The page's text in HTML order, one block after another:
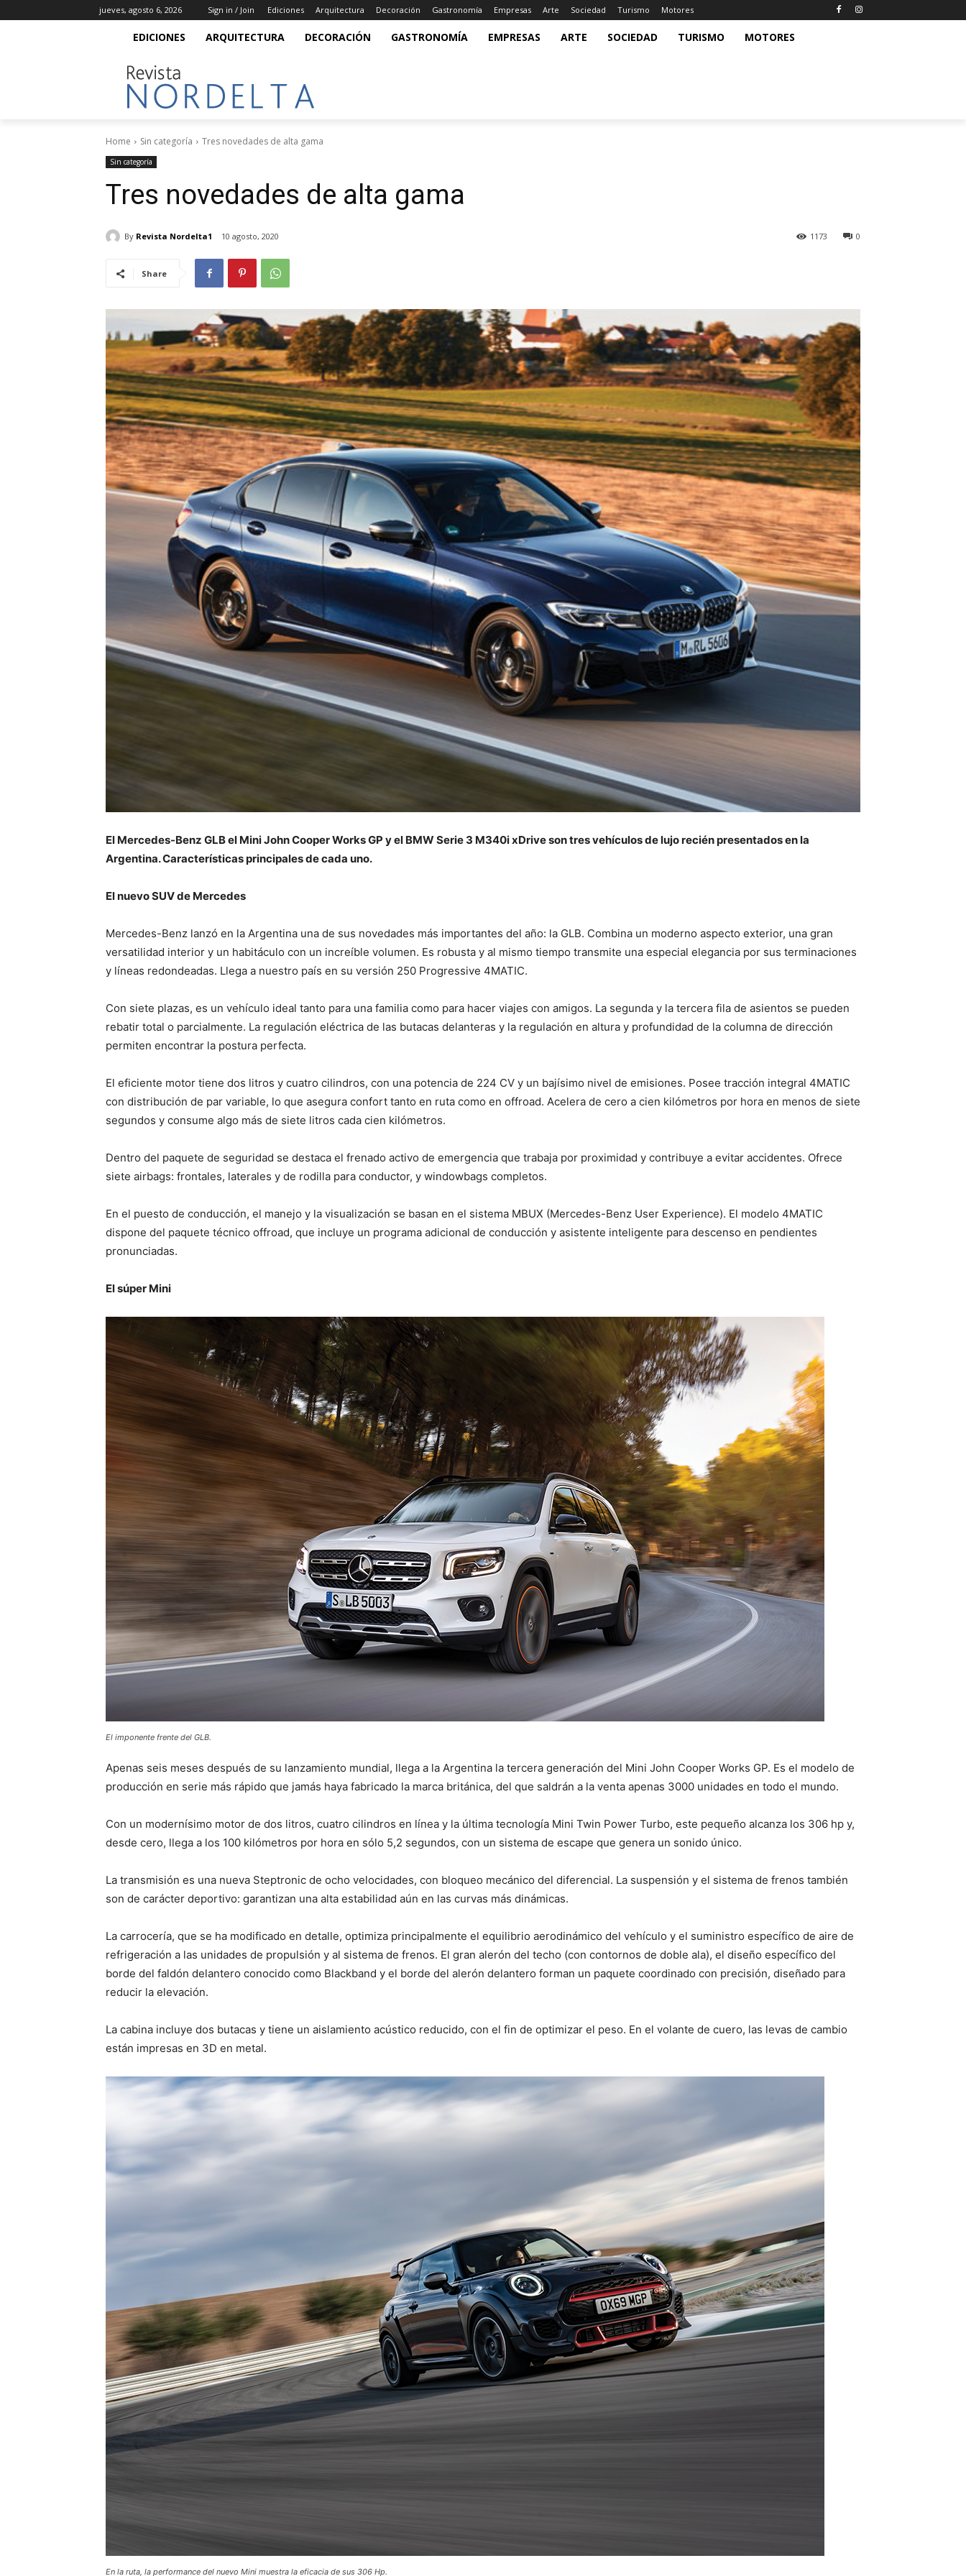
jueves, agosto 6, 2026 Sign in / Join Ediciones Arquitectura Decoración Gastronomía Empresas Arte Sociedad Turismo Motores
EDICIONES ARQUITECTURA DECORACIÓN GASTRONOMÍA EMPRESAS ARTE SOCIEDAD TURISMO MOTORES
Home Sin categoría Tres novedades de alta gama
Sin categoría
Tres novedades de alta gama
By Revista Nordelta1 10 agosto, 2020 0
1173
Share
El Mercedes-Benz GLB el Mini John Cooper Works GP y el BMW Serie 3 M340i xDrive son tres vehículos de lujo recién presentados en la
Argentina. Características principales de cada uno.
El nuevo SUV de Mercedes
Mercedes-Benz lanzó en la Argentina una de sus novedades más importantes del año: la GLB. Combina un moderno aspecto exterior, una gran
versatilidad interior y un habitáculo con un increíble volumen. Es robusta y al mismo tiempo transmite una especial elegancia por sus terminaciones
y líneas redondeadas. Llega a nuestro país en su versión 250 Progressive 4MATIC.
Con siete plazas, es un vehículo ideal tanto para una familia como para hacer viajes con amigos. La segunda y la tercera fila de asientos se pueden
rebatir total o parcialmente. La regulación eléctrica de las butacas delanteras y la regulación en altura y profundidad de la columna de dirección
permiten encontrar la postura perfecta.
El eficiente motor tiene dos litros y cuatro cilindros, con una potencia de 224 CV y un bajísimo nivel de emisiones. Posee tracción integral 4MATIC
con distribución de par variable, lo que asegura confort tanto en ruta como en offroad. Acelera de cero a cien kilómetros por hora en menos de siete
segundos y consume algo más de siete litros cada cien kilómetros.
Dentro del paquete de seguridad se destaca el frenado activo de emergencia que trabaja por proximidad y contribuye a evitar accidentes. Ofrece
siete airbags: frontales, laterales y de rodilla para conductor, y windowbags completos.
En el puesto de conducción, el manejo y la visualización se basan en el sistema MBUX (Mercedes-Benz User Experience). El modelo 4MATIC
dispone del paquete técnico offroad, que incluye un programa adicional de conducción y asistente inteligente para descenso en pendientes
pronunciadas.
El súper Mini
El imponente frente del GLB.
Apenas seis meses después de su lanzamiento mundial, llega a la Argentina la tercera generación del Mini John Cooper Works GP. Es el modelo de
producción en serie más rápido que jamás haya fabricado la marca británica, del que saldrán a la venta apenas 3000 unidades en todo el mundo.
Con un modernísimo motor de dos litros, cuatro cilindros en línea y la última tecnología Mini Twin Power Turbo, este pequeño alcanza los 306 hp y,
desde cero, llega a los 100 kilómetros por hora en sólo 5,2 segundos, con un sistema de escape que genera un sonido único.
La transmisión es una nueva Steptronic de ocho velocidades, con bloqueo mecánico del diferencial. La suspensión y el sistema de frenos también
son de carácter deportivo: garantizan una alta estabilidad aún en las curvas más dinámicas.
La carrocería, que se ha modificado en detalle, optimiza principalmente el equilibrio aerodinámico del vehículo y el suministro específico de aire de
refrigeración a las unidades de propulsión y al sistema de frenos. El gran alerón del techo (con contornos de doble ala), el diseño específico del
borde del faldón delantero conocido como Blackband y el borde del alerón delantero forman un paquete coordinado con precisión, diseñado para
reducir la elevación.
La cabina incluye dos butacas y tiene un aislamiento acústico reducido, con el fin de optimizar el peso. En el volante de cuero, las levas de cambio
están impresas en 3D en metal.
En la ruta, la performance del nuevo Mini muestra la eficacia de sus 306 Hp.